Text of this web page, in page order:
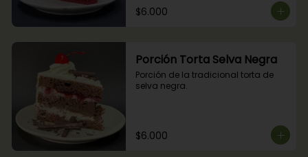
$6.000
Porción Torta Selva Negra
Porción de la tradicional torta de
selva negra.
$6.000